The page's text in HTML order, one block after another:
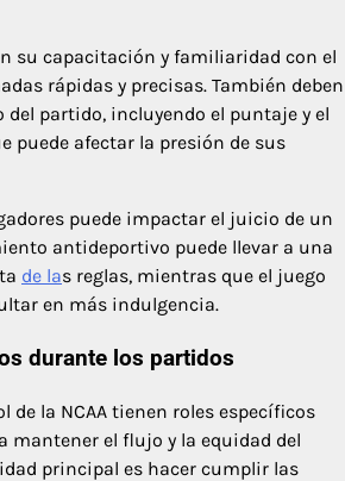
su capacitación y familiaridad con el
rápidas y precisas. También deben
partido, incluyendo el puntaje y el
puede afectar la presión de sus
puede impactar el juicio de un
antideportivo puede llevar a una
de las reglas, mientras que el juego
en más indulgencia.
durante los partidos
de la NCAA tienen roles específicos
mantener el flujo y la equidad del
principal es hacer cumplir las